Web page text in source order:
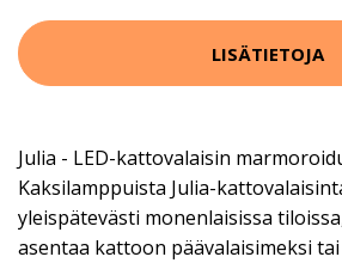
LISÄTIETOJA
Julia - LED-kattovalaisin
Kaksilamppuista Julia-
yleispätevästi monenlaisissa
asentaa kattoon päävalaisimeksi